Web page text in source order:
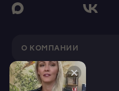
О КОМПАНИИ
ДИЗАЙНЕРАМ